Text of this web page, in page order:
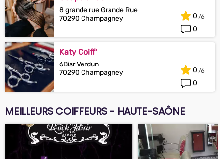
8 grande rue Grande Rue
70290 Champagney
0
0
Katy Coiff'
6Bisr Verdun
70290 Champagney
0
0
MEILLEURS COIFFEURS - HAUTE-SAÔNE